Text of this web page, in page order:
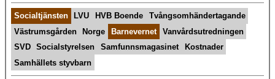
Socialtjänsten LVU HVB Boende
Tvångsomhändertagande
Västrumsgården
Norge Barnevernet
Vanvårdsutredningen
SVD
Socialstyrelsen Samfunnsmagasinet
Kostnader
Samhällets styvbarn